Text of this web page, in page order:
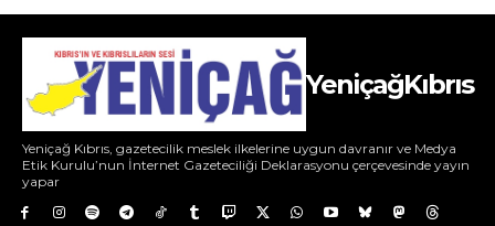
YeniçağKıbrıs
Yeniçağ Kıbrıs, gazetecilik meslek ilkelerine uygun davranır ve Medya
Etik Kurulu’nun İnternet Gazeteciliği Deklarasyonu çerçevesinde yayın
yapar